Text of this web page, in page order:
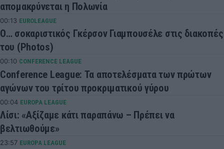
απομακρύνεται η Πολωνία
00:13 EUROLEAGUE
Ο… σοκαριστικός Γκέρσον Γιαμπουσέλε στις διακοπές
του (Photos)
00:10 CONFERENCE LEAGUE
Conference League: Τα αποτελέσματα των πρώτων
αγώνων του τρίτου προκριματικού γύρου
00:04 EUROPA LEAGUE
Λίσι: «Αξίζαμε κάτι παραπάνω – Πρέπει να
βελτιωθούμε»
23:57 EUROPA LEAGUE